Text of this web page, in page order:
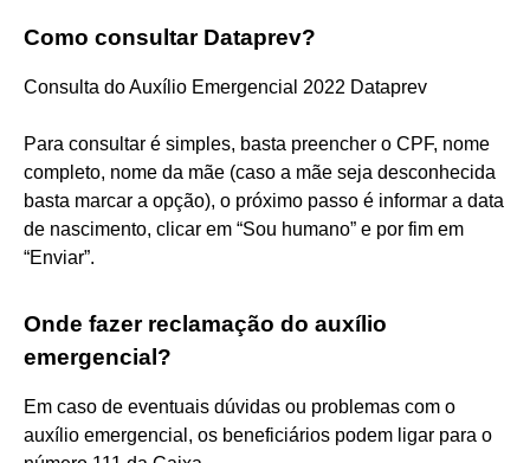
Como consultar Dataprev?
Consulta do Auxílio Emergencial 2022 Dataprev
Para consultar é simples, basta preencher o CPF, nome
completo, nome da mãe (caso a mãe seja desconhecida
basta marcar a opção), o próximo passo é informar a data
de nascimento, clicar em “Sou humano” e por fim em
“Enviar”.
Onde fazer reclamação do auxílio
emergencial?
Em caso de eventuais dúvidas ou problemas com o
auxílio emergencial, os beneficiários podem ligar para o